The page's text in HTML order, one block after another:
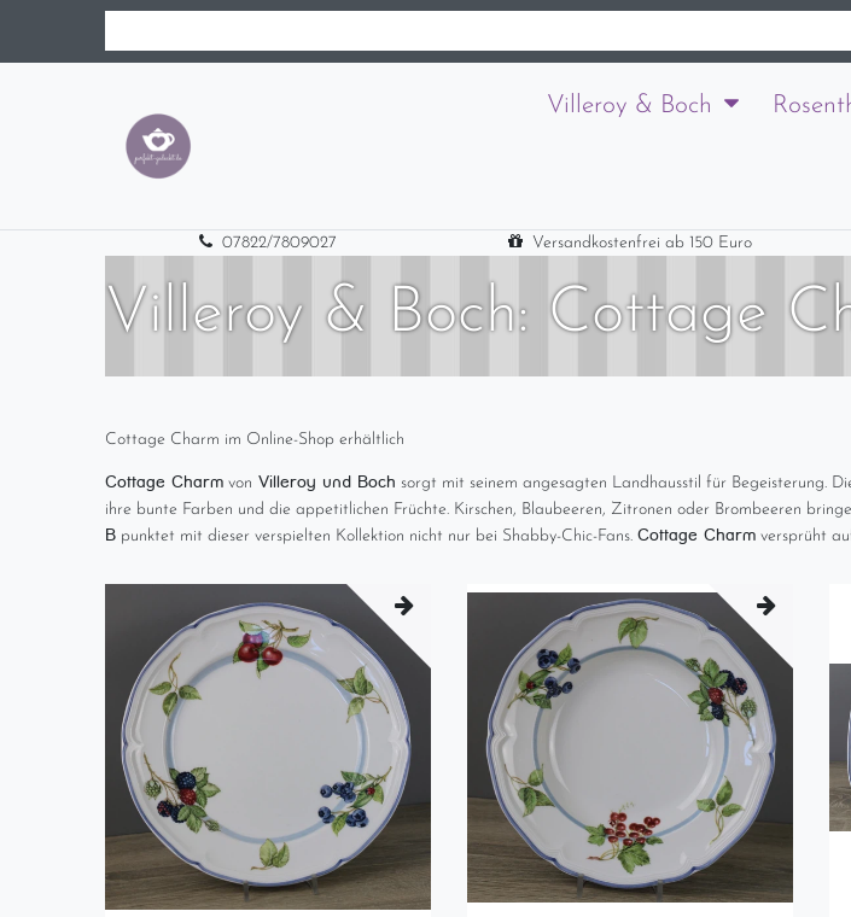
Villeroy & Boch
07822/7809027 Versandkostenfrei ab 150 Euro
Villeroy & Boch: Cottage
Cottage Charm im Online-Shop erhältlich
Cottage Charm von Villeroy und Boch sorgt mit seinem angesagten Landhausstil für Begeisterung.
ihre bunte Farben und die appetitlichen Früchte. Kirschen, Blaubeeren, Zitronen oder Brombeeren
B punktet mit dieser verspielten Kollektion nicht nur bei Shabby-Chic-Fans. Cottage Charm versprüht